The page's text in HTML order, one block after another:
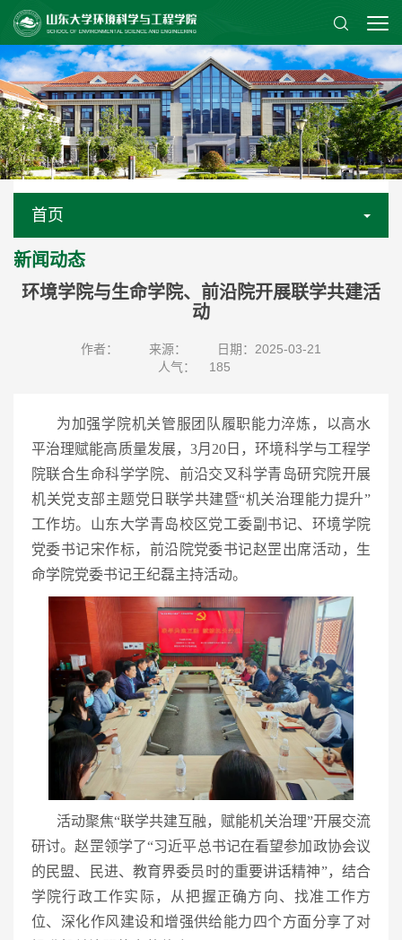
首页
新闻动态
环境学院与生命学院、前沿院开展联学共建活
动
作者： 来源：
日期：2025-03-21
人气：
185
为加强学院机关管服团队履职能力淬炼，以高水
平治理赋能高质量发展，3月20日，环境科学与工程学
院联合生命科学学院、前沿交叉科学青岛研究院开展
机关党支部主题党日联学共建暨“机关治理能力提升”
工作坊。山东大学青岛校区党工委副书记、环境学院
党委书记宋作标，前沿院党委书记赵罡出席活动，生
命学院党委书记王纪磊主持活动。
活动聚焦“联学共建互融，赋能机关治理”开展交流
研讨。赵罡领学了“习近平总书记在看望参加政协会议
的民盟、民进、教育界委员时的重要讲话精神”，结合
学院行政工作实际，从把握正确方向、找准工作方
位、深化作风建设和增强供给能力四个方面分享了对